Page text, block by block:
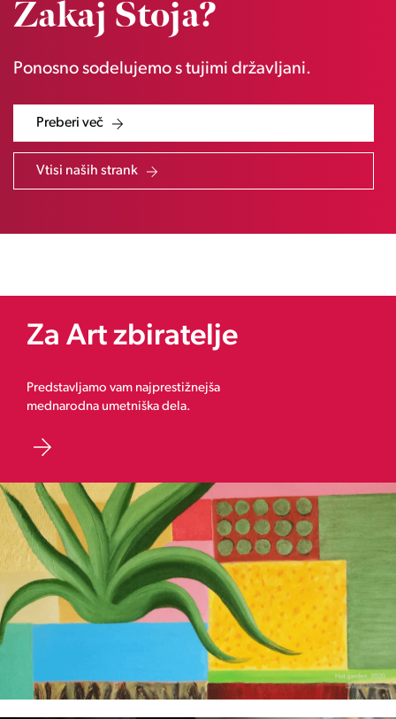
Zakaj Stoja?
Ponosno sodelujemo s tujimi državljani.
Preberi več
Vtisi naših strank
Za Art zbiratelje
Predstavljamo vam najprestižnejša
mednarodna umetniška dela.